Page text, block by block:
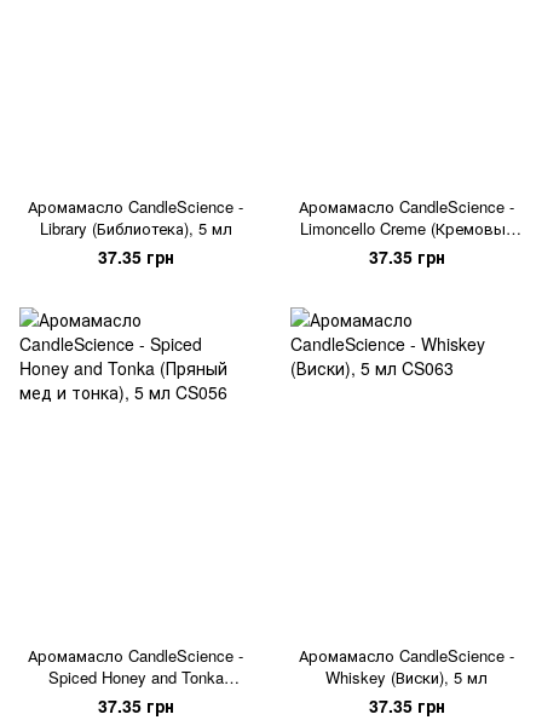
Аромамасло CandleScience -
Library (Библиотека), 5 мл
37.35 грн
Аромамасло CandleScience -
Limoncello Creme (Кремовый
лимончелло), 5 мл
37.35 грн
Аромамасло CandleScience -
Spiced Honey and Tonka
(Пряный мед и тонка), 5 мл
37.35 грн
Аромамасло CandleScience -
Whiskey (Виски), 5 мл
37.35 грн